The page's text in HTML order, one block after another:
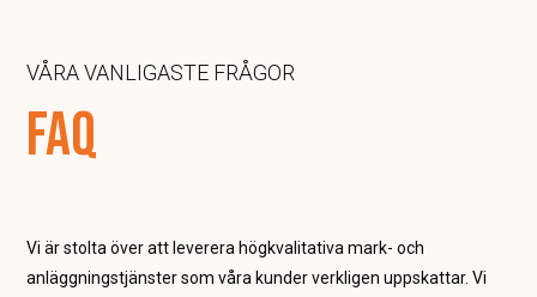
VÅRA VANLIGASTE FRÅGOR
FAQ
Vi är stolta över att leverera högkvalitativa mark- och
anläggningstjänster som våra kunder verkligen uppskattar. Vi